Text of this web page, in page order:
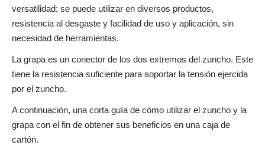
versatilidad; se puede utilizar en diversos productos,
resistencia al desgaste y facilidad de uso y aplicación, sin
necesidad de herramientas.
La grapa es un conector de los dos extremos del zuncho. Este
tiene la resistencia suficiente para soportar la tensión ejercida
por el zuncho.
A continuación, una corta guía de cómo utilizar el zuncho y la
grapa con el fin de obtener sus beneficios en una caja de
cartón.